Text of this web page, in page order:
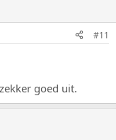
#11
goed uit.